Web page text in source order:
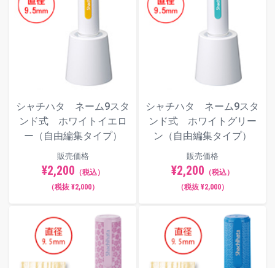
シャチハタ ネーム9スタ
ンド式 ホワイトイエロ
ー（自由編集タイプ）
販売価格
¥2,200 （税込）
（税抜 ¥2,000）
シャチハタ ネーム9スタ
ンド式 ホワイトグリー
ン（自由編集タイプ）
販売価格
¥2,200 （税込）
（税抜 ¥2,000）